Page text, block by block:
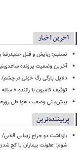
آخرین اخبار
تسنیم: ربایش و قتل حمیدرضا
آخرین وضعیت پرونده
دلایل پارگی رگ خونی در
توقیف کامیون با راننده ۸ ساله
پیش‌بینی وضعیت هوا طی
پربیننده‌ترین
شوم؛ عفونت بیماران یا کج